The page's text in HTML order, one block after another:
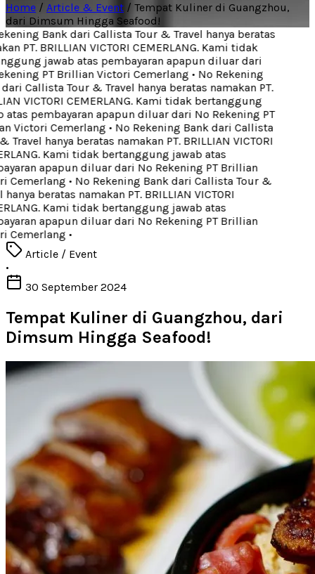
Home / Article & Event / Tempat Kuliner di Guangzhou,
dari Dimsum Hingga Seafood!
Bank dari Callista Tour & Travel hanya beratas
PT. BRILLIAN VICTORI CEMERLANG. Kami tidak
jawab atas pembayaran apapun diluar dari
PT Brillian Victori Cemerlang• No Rekening
Callista Tour & Travel hanya beratas namakan PT.
VICTORI CEMERLANG. Kami tidak bertanggung
pembayaran apapun diluar dari No Rekening PT
Victori Cemerlang• No Rekening Bank dari Callista
Travel hanya beratas namakan PT. BRILLIAN VICTORI
Kami tidak bertanggung jawab atas
apapun diluar dari No Rekening PT Brillian
Cemerlang• No Rekening Bank dari Callista Tour &
beratas namakan PT. BRILLIAN VICTORI
Kami tidak bertanggung jawab atas
apapun diluar dari No Rekening PT Brillian
Cemerlang•
Article / Event
•
30 September 2024
Tempat Kuliner di Guangzhou, dari
Dimsum Hingga Seafood!